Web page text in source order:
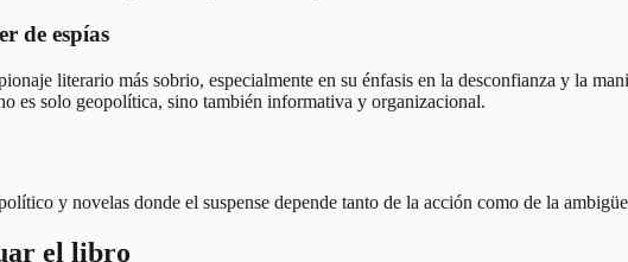
de espías
literario más sobrio, especialmente en su énfasis en la desconfianza y la
es solo geopolítica, sino también informativa y organizacional.
y novelas donde el suspense depende tanto de la acción como de la
el libro